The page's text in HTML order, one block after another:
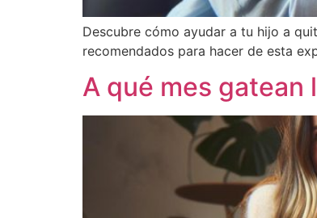
Descubre cómo ayudar a tu hijo a
recomendados para hacer de esta
A qué mes gatean